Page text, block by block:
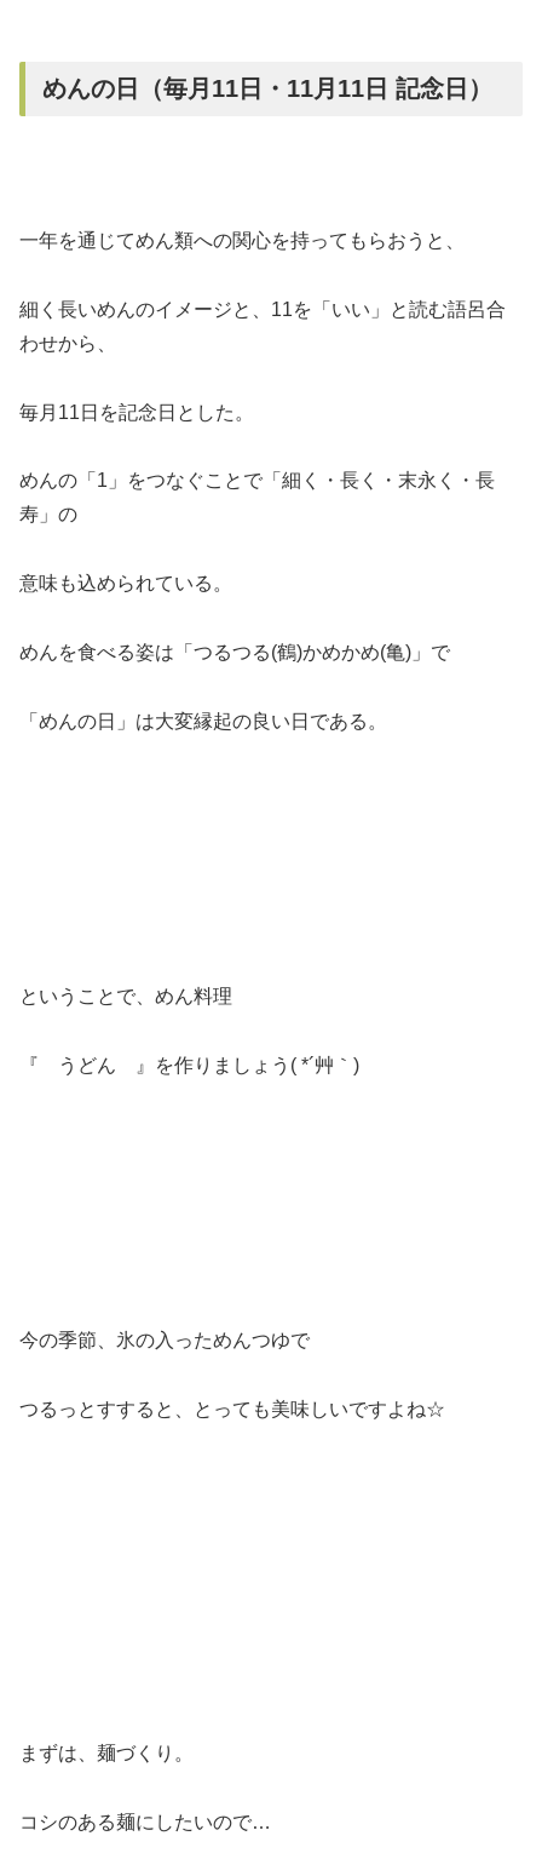
めんの日（毎月11日・11月11日 記念日）
一年を通じてめん類への関心を持ってもらおうと、
細く長いめんのイメージと、11を「いい」と読む語呂合
わせから、
毎月11日を記念日とした。
めんの「1」をつなぐことで「細く・長く・末永く・長
寿」の
意味も込められている。
めんを食べる姿は「つるつる(鶴)かめかめ(亀)」で
「めんの日」は大変縁起の良い日である。
ということで、めん料理
『 うどん 』を作りましょう( *´艸｀)
今の季節、氷の入っためんつゆで
つるっとすすると、とっても美味しいですよね☆
まずは、麺づくり。
コシのある麺にしたいので…